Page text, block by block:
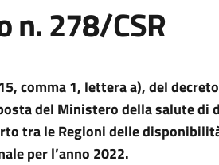
n. 278/CSR
comma 1, lettera a), del
del Ministero della salute di
tra le Regioni delle
per l’anno 2022.